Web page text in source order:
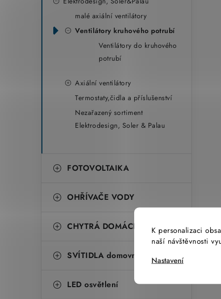
K personalizaci
naší návštěvnosti
Nastavení
malé axiální ventilátory
Ventilátory kruhového potrubí
Ventilátory do kruhového
potrubí
Axiální ventilátory
Termostaty,čidla a příslušenství
Nezařazený sortiment
Elektrodesign, Soler & Palau
FOTOVOLTAIKA
OHŘÍVAČE VODY
CHYTRÁ DOMÁCNOST
SVÍTIDLA domovní
LED osvětlení